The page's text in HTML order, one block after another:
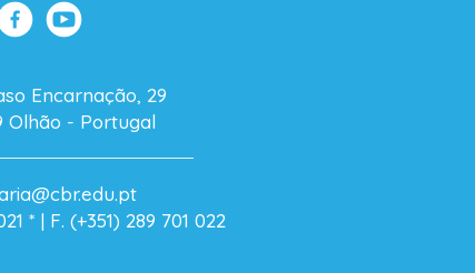
Encarnação, 29
Olhão - Portugal
* | F. (+351) 289 701 022